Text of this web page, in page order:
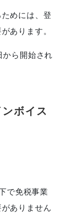
めには、登
あります。
から開始され
ボイス
で免税事業
ありません